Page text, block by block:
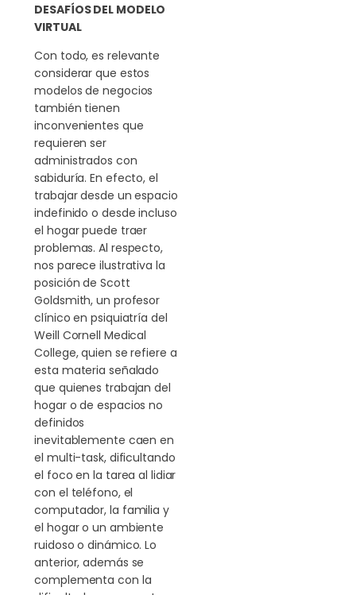
DESAFÍOS DEL MODELO
VIRTUAL
Con todo, es relevante
considerar que estos
modelos de negocios
también tienen
inconvenientes que
requieren ser
administrados con
sabiduría. En efecto, el
trabajar desde un espacio
indefinido o desde incluso
el hogar puede traer
problemas. Al respecto,
nos parece ilustrativa la
posición de Scott
Goldsmith, un profesor
clínico en psiquiatría del
Weill Cornell Medical
College, quien se refiere a
esta materia señalado
que quienes trabajan del
hogar o de espacios no
definidos
inevitablemente caen en
el multi-task, dificultando
el foco en la tarea al lidiar
con el teléfono, el
computador, la familia y
el hogar o un ambiente
ruidoso o dinámico. Lo
anterior, además se
complementa con la